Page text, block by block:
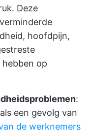
Deze
hoofdpijn,
op
:
een gevolg van
de werknemers